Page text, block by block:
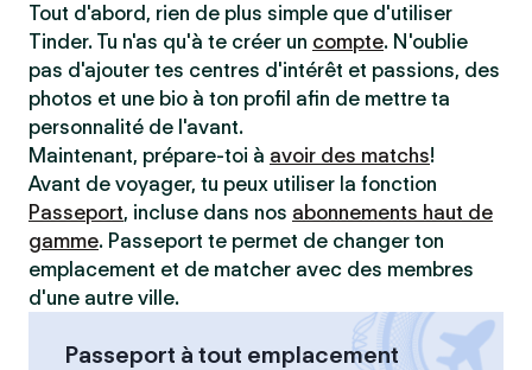
Tout d'abord, rien de plus simple que d'utiliser
Tinder. Tu n'as qu'à te créer un compte. N'oublie
pas d'ajouter tes centres d'intérêt et passions, des
photos et une bio à ton profil afin de mettre ta
personnalité de l'avant.
Maintenant, prépare-toi à avoir des matchs!
Avant de voyager, tu peux utiliser la fonction
Passeport, incluse dans nos abonnements haut de
gamme. Passeport te permet de changer ton
emplacement et de matcher avec des membres
d'une autre ville.
Passeport à tout emplacement